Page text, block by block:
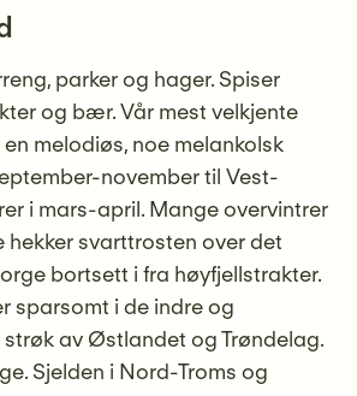
parker og hager. Spiser
og bær. Vår mest velkjente
melodiøs, noe melankolsk
november til Vest-
i mars-april. Mange overvintrer
hekker svarttrosten over det
bortsett i fra høyfjellstrakter.
sparsomt i de indre og
av Østlandet og Trøndelag.
Sjelden i Nord-Troms og